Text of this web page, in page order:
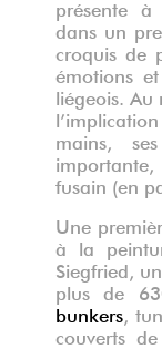
présente à
dans un
croquis de
émotions
liégeois. Au
mains,
fusain (en
Une
à la
Siegfried,
plus de
bunkers ,
couverts